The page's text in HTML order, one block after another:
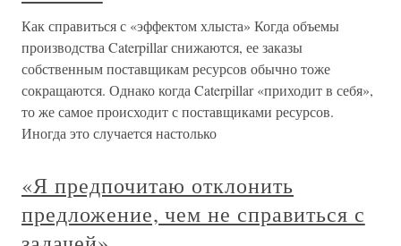
Как справиться с «эффектом хлыста» Когда объемы
производства Caterpillar снижаются, ее заказы
собственным поставщикам ресурсов обычно тоже
сокращаются. Однако когда Caterpillar «приходит в себя»,
то же самое происходит с поставщиками ресурсов.
Иногда это случается настолько
«Я предпочитаю отклонить
предложение, чем не справиться с